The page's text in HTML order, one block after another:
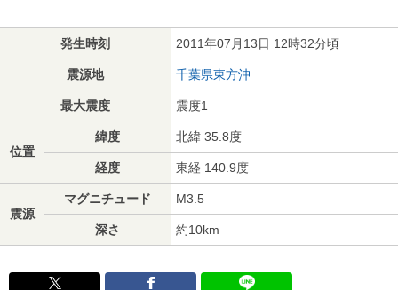
発生時刻 2011年07月13日 12時32分頃
震源地 千葉県東方沖
最大震度 震度1
位置
緯度 北緯 35.8度
経度 東経 140.9度
震源
マグニチュード M3.5
深さ 約10km